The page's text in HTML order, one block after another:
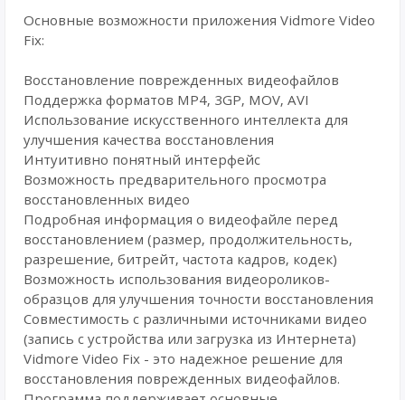
Основные возможности приложения Vidmore Video
Fix:
Восстановление поврежденных видеофайлов
Поддержка форматов MP4, 3GP, MOV, AVI
Использование искусственного интеллекта для
улучшения качества восстановления
Интуитивно понятный интерфейс
Возможность предварительного просмотра
восстановленных видео
Подробная информация о видеофайле перед
восстановлением (размер, продолжительность,
разрешение, битрейт, частота кадров, кодек)
Возможность использования видеороликов-
образцов для улучшения точности восстановления
Совместимость с различными источниками видео
(запись с устройства или загрузка из Интернета)
Vidmore Video Fix - это надежное решение для
восстановления поврежденных видеофайлов.